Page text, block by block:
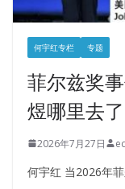
何宇红专栏 专题
菲尔兹奖
煜哪里去
2026年7月27日
何宇红 当2026年